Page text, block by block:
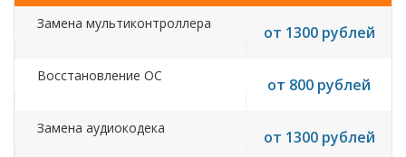
Замена мультиконтроллера от 1300 рублей
Восстановление ОС от 800 рублей
Замена аудиокодека от 1300 рублей